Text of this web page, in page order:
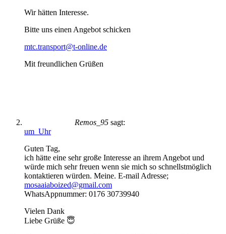
Wir hätten Interesse.
Bitte uns einen Angebot schicken
mtc.transport@t-online.de
Mit freundlichen Grüßen
Remos_95 sagt:
um Uhr
Guten Tag,
ich hätte eine sehr große Interesse an ihrem Angebot und
würde mich sehr freuen wenn sie mich so schnellstmöglich
kontaktieren würden. Meine. E-mail Adresse;
mosaaiaboized@gmail.com
WhatsAppnummer: 0176 30739940
Vielen Dank
Liebe Grüße 😇